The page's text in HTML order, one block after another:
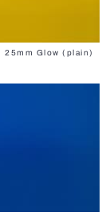
25mm Glow (plain)